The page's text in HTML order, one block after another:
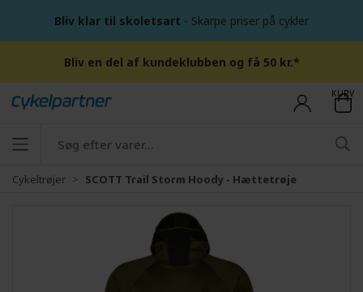
Bliv klar til skoletsart - Skarpe priser på cykler
Bliv en del af kundeklubben og få 50 kr.*
KURV
Cykeltrøjer SCOTT Trail Storm Hoody - Hættetrøje